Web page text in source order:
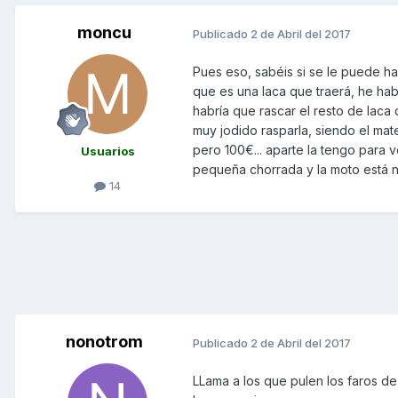
moncu
Usuarios
14
Publicado 2 de Abril del 2017
Pues eso, sabéis si se le puede
que es una laca que traerá, he
habría que rascar el resto de
muy jodido rasparla, siendo el
pero 100€... aparte la tengo para
pequeña chorrada y la moto está
nonotrom Publicado 2 de Abril del 2017
LLama a los que pulen los faros